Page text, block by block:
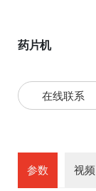
药片机
在线联系
参数 视频